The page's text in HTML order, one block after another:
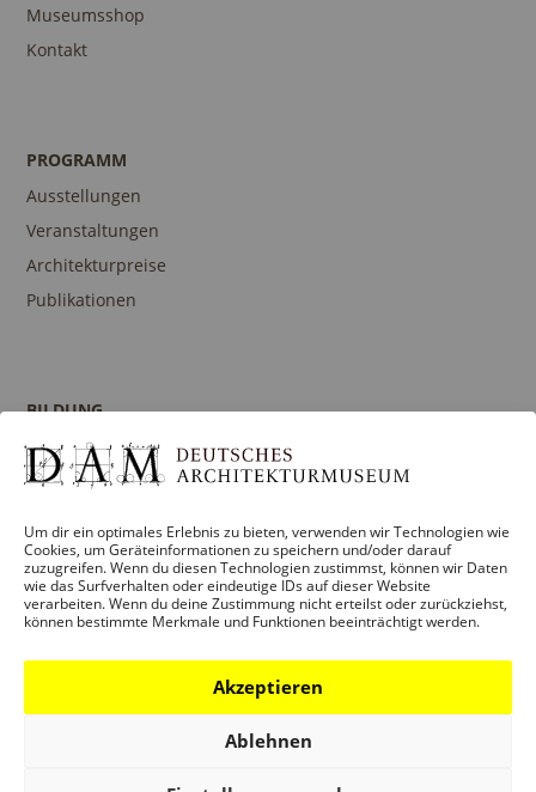
Um dir ein optimales Erlebnis zu bieten, verwenden wir Technologien wie
Cookies, um Geräteinformationen zu speichern und/oder darauf
zuzugreifen. Wenn du diesen Technologien zustimmst, können wir Daten
wie das Surfverhalten oder eindeutige IDs auf dieser Website
verarbeiten. Wenn du deine Zustimmung nicht erteilst oder zurückziehst,
können bestimmte Merkmale und Funktionen beeinträchtigt werden.
Akzeptieren
Ablehnen
Museumsshop
Kontakt
PROGRAMM
Ausstellungen
Veranstaltungen
Architekturpreise
Publikationen
BILDUNG
Programm
Führungen und Touren
Ansprechpartner
SAMMLUNGEN